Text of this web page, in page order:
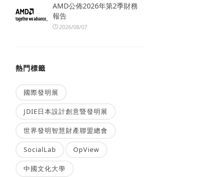
AMD公佈2026年第2季財務
報告
2026/08/07
熱門標籤
國際發明展
JDIE日本設計創意暨發明展
世界發明智慧財產聯盟總會
SocialLab OpView
中國文化大學